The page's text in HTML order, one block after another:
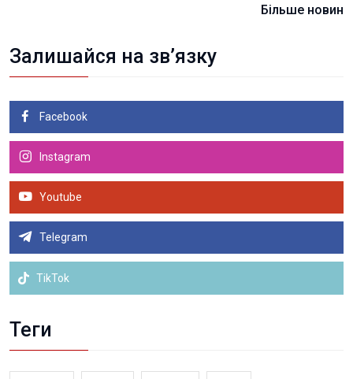
Більше новин
Залишайся на зв’язку
Facebook
Instagram
Youtube
Telegram
TikTok
Теги